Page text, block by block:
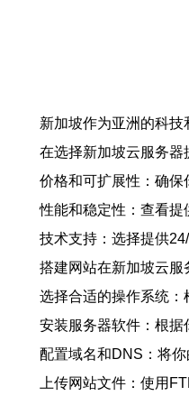
新加坡作为亚洲的科技
在选择新加坡云服务器
价格和可扩展性：确保
性能和稳定性：查看提
技术支持：选择提供
搭建网站在新加坡云服
选择合适的操作系统：
安装服务器软件：根据
配置域名和DNS：将
上传网站文件：使用